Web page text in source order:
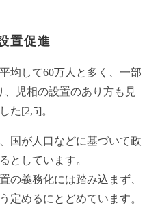
置促進
均して60万人と多く、一部
、児相の設置のあり方も見
た[2,5]。
国が人口などに基づいて政
としています。
の義務化には踏み込まず、
定めるにとどめています。